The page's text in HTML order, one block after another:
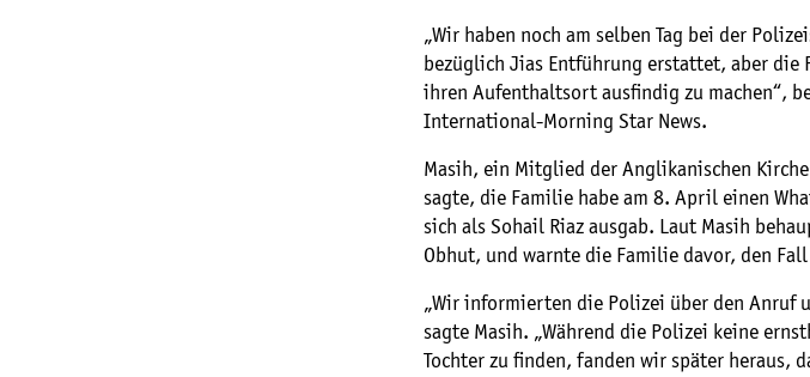
„Wir haben noch am selben Tag bei der
bezüglich Jias Entführung erstattet, aber
ihren Aufenthaltsort ausfindig zu machen“,
International-Morning Star News.
Masih, ein Mitglied der Anglikanischen
sagte, die Familie habe am 8. April einen
sich als Sohail Riaz ausgab. Laut Masih
Obhut, und warnte die Familie davor, den
„Wir informierten die Polizei über den Anruf
sagte Masih. „Während die Polizei keine
Tochter zu finden, fanden wir später heraus,